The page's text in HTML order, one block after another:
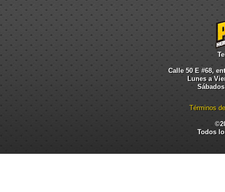
Calle 50 E #68,
Lunes a
Términos
Todos